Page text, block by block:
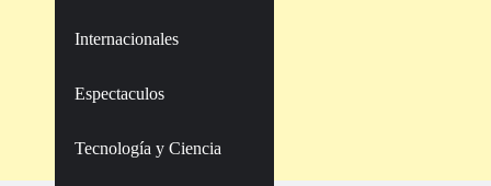
Internacionales
Espectaculos
Tecnología y Ciencia